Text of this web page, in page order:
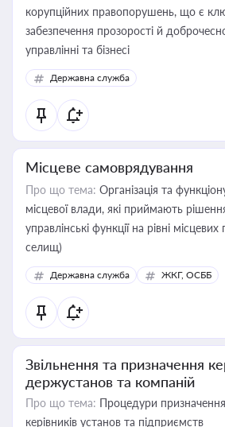
корупційних правопорушень, що є
забезпечення прозорості й
управлінні та бізнесі
Державна служба
Місцеве самоврядування
Про що тема: Організація та
місцевої влади, які приймають
управлінські функції на рівні
селищ)
Державна служба ЖКГ, ОСББ
Звільнення та призначення
держустанов та компаній
Про що тема: Процедури призначення
керівників установ та підприємств